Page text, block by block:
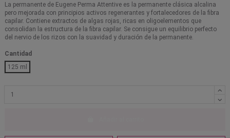
La permanente de Eugene Perma Attentive es la permanente clásica alcalina
pero mejorada con principios activos regenerantes y fortalecedores de la fibra
capilar. Contiene extractos de algas rojas, ricas en oligoelementos que
consolidan la estructura de la fibra capilar. Se consigue un equilibrio perfecto
del nervio de los rizos con la suavidad y duración de la permanente.
Cantidad
125 ml